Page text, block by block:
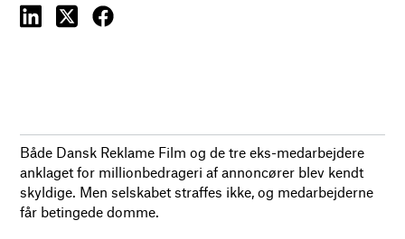
Både Dansk Reklame Film og de tre eks-medarbejdere
anklaget for millionbedrageri af annoncører blev kendt
skyldige. Men selskabet straffes ikke, og medarbejderne
får betingede domme.